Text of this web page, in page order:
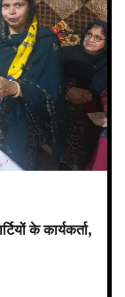
के कार्यकर्ता,